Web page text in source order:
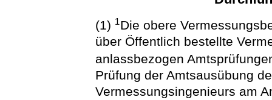
(1) 1Die obere
über Öffentlich bestellte
anlassbezogen
Prüfung der Amtsausübung
Vermessungsingenieurs am